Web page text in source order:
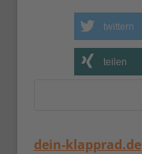
twittern
teilen
dein-klapprad.de